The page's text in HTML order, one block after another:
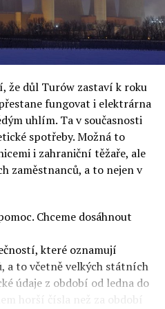
šílenců, kteří mu všechno
řekl Rafał
Do Rzeczy a ironicky
státního hřebčince
koní za 600
médii oslavované jako
14 koní prodalo za 2,5
mediální partou
chovu koní. Ve vidění
určitě šlo při prodeji koní o
činnost.“
jinde, pokračoval
PiS kolem vydávání víz
opozice se nelegálně
Byla na to dokonce
komise, která přišla
Polska bylo
tedy že víza byla
že důl Turów zastaví k roku
fungovat i elektrárna
uhlím. Ta v současnosti
spotřeby. Možná to
i zahraniční těžaře, ale
zaměstnanců, a to nejen v
Chceme dosáhnout
které oznamují
a to včetně velkých státních
údaje z období od ledna do
horší čísla než za období